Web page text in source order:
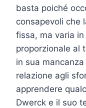
basta poiché
consapevoli che
fissa, ma varia
proporzionale al
in sua
relazione agli
apprendere
Dwerck e il suo